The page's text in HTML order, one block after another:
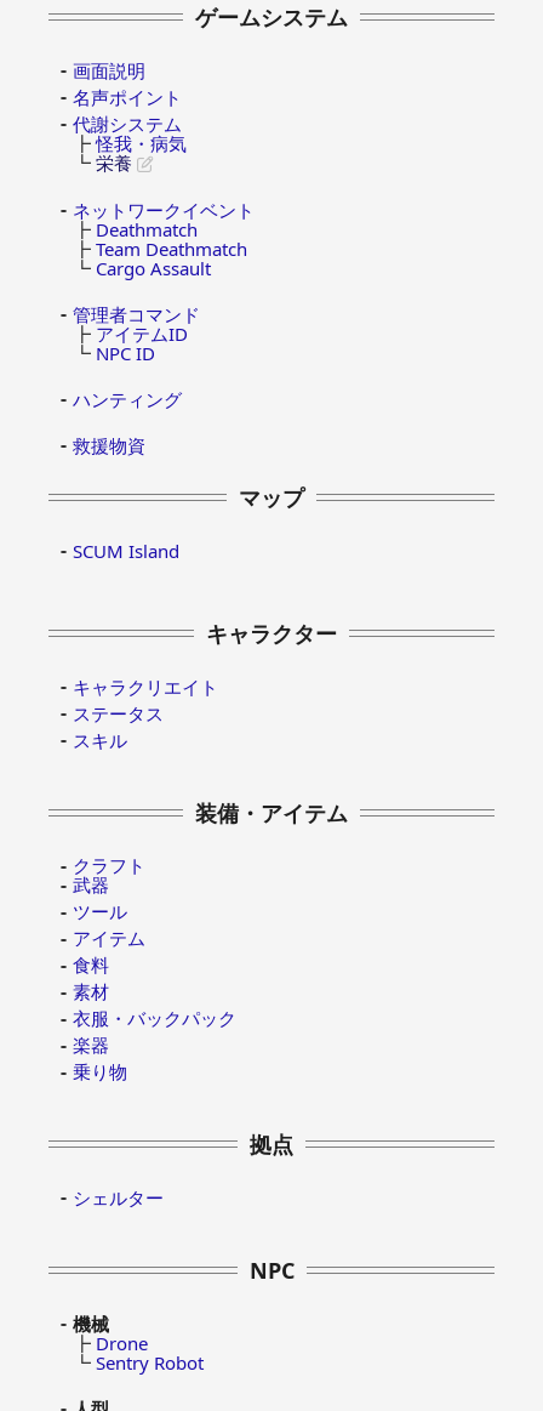
ゲームシステム
画面説明
名声ポイント
代謝システム
┣怪我・病気
┗ 栄養
ネットワークイベント
┣ Deathmatch
┣ Team Deathmatch
┗ Cargo Assault
管理者コマンド
┣ アイテムID
┗ NPC ID
ハンティング
救援物資
マップ
SCUM Island
キャラクター
キャラクリエイト
ステータス
スキル
装備・アイテム
クラフト
武器
ツール
アイテム
食料
素材
衣服・バックパック
楽器
乗り物
拠点
シェルター
NPC
機械
┣ Drone
┗ Sentry Robot